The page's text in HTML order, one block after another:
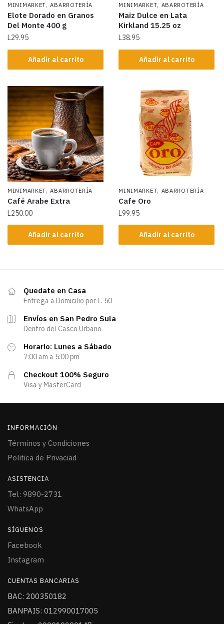
MINIMARKET,ABARROTERÍA
Elote Dorado en Granos
Del Monte 400 g
L29.95
Añadir al carrito
MINIMARKET, ABARROTERÍA
Maiz Dulce en Lata
Kirkland 15.25 oz
L38.95
Añadir al carrito
MINIMARKET,ABARROTERÍA
Café Arabe Extra
L250.00
Añadir al carrito
MINIMARKET, ABARROTERÍA
Cafe Oro
L99.95
Añadir al carrito
Quedate en Casa
Entrega a Domicilio por L. 50
Envíos en San Pedro Sula
Dentro del Casco Urbano
Horario: Lunes a Sábado
7:00 am a 5:00 pm
Checkout 100% Seguro
Visa y MasterCard
INFORMACIÓN
Términos y Condiciones
Politica de Privaciad
ASISTENCIA
Tel: 9890-2731
WhatsApp
SÍGUENOS
Facebook
Instagram
CUENTAS BANCARIAS
BAC: 200350182
BANPAIS: 012990017005